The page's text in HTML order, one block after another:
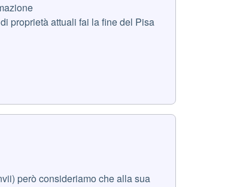
proprietà attuali fai la fine del Pisa
però consideriamo che alla sua